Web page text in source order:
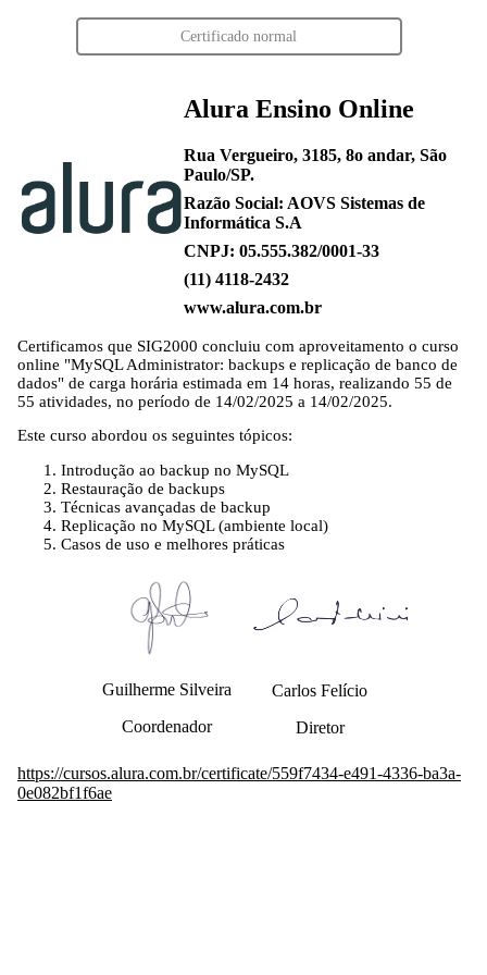
Certificado normal
Alura Ensino Online
Rua Vergueiro, 3185, 8o andar, São
Paulo/SP.
Razão Social: AOVS Sistemas de
Informática S.A
CNPJ: 05.555.382/0001-33
(11) 4118-2432
www.alura.com.br
Certificamos que SIG2000 concluiu com aproveitamento o curso
online "MySQL Administrator: backups e replicação de banco de
dados" de carga horária estimada em 14 horas, realizando 55 de
55 atividades, no período de 14/02/2025 a 14/02/2025.
Este curso abordou os seguintes tópicos:
Introdução ao backup no MySQL
Restauração de backups
Técnicas avançadas de backup
Replicação no MySQL (ambiente local)
Casos de uso e melhores práticas
Guilherme Silveira
Coordenador
Carlos Felício
Diretor
https://cursos.alura.com.br/certificate/559f7434-e491-4336-ba3a-
0e082bf1f6ae